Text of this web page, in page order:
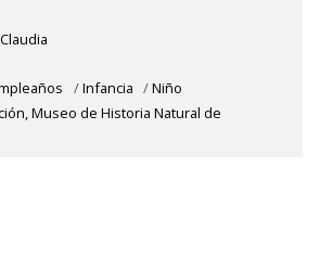
/Infancia /Niño
Museo de Historia Natural de